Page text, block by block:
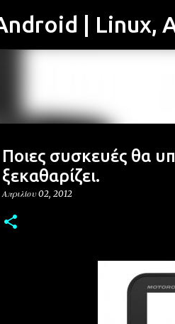
| Linux,
Ποιες συσκευές θα
ξεκαθαρίζει.
Απριλίου 02, 2012